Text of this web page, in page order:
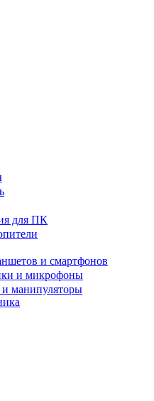
для ПК
и смартфонов
и микрофоны
манипуляторы